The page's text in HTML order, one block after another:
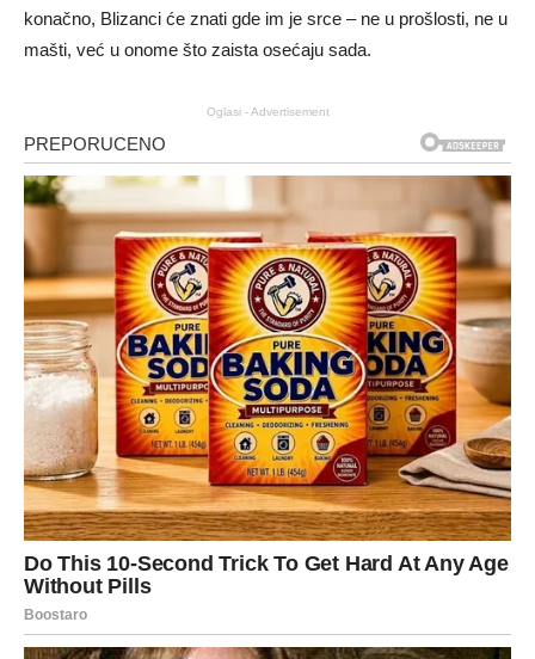
konačno, Blizanci će znati gde im je srce – ne u prošlosti, ne u
mašti, već u onome što zaista osećaju sada.
Oglasi - Advertisement